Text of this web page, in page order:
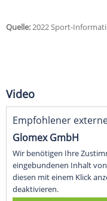
Quelle:2022 Sport-
Video
Empfohlener
Glomex GmbH
Wir benötigen Ihre
eingebundenen Inhalt
diesen mit einem Klick
deaktivieren.